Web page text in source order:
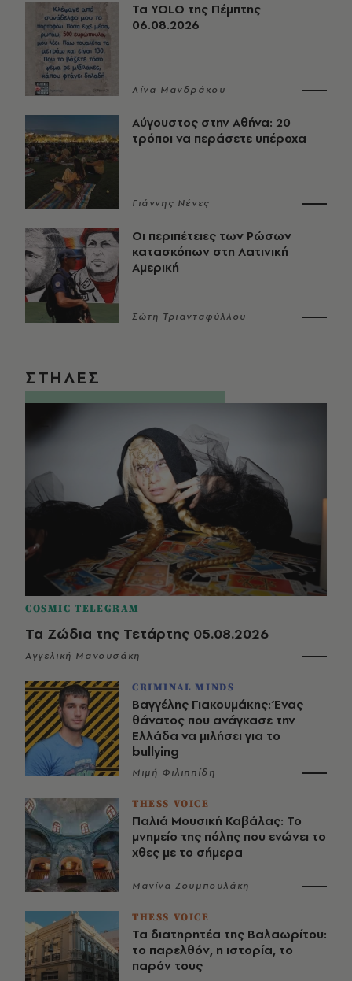
Τα YOLO της Πέμπτης
06.08.2026
Λίνα Μανδράκου
Αύγουστος στην Αθήνα: 20
τρόποι να περάσετε υπέροχα
Γιάννης Νένες
Οι περιπέτειες των Ρώσων
κατασκόπων στη Λατινική
Αμερική
Σώτη Τριανταφύλλου
ΣΤΗΛΕΣ
COSMIC TELEGRAM
Τα Ζώδια της Τετάρτης 05.08.2026
Αγγελική Μανουσάκη
CRIMINAL MINDS
Βαγγέλης Γιακουμάκης: Ένας
θάνατος που ανάγκασε την
Ελλάδα να μιλήσει για το
bullying
Μιμή Φιλιππίδη
THESS VOICE
Παλιά Μουσική Καβάλας: Το
μνημείο της πόλης που ενώνει το
χθες με το σήμερα
Μανίνα Ζουμπουλάκη
THESS VOICE
Τα διατηρητέα της Βαλαωρίτου:
το παρελθόν, η ιστορία, το
παρόν τους